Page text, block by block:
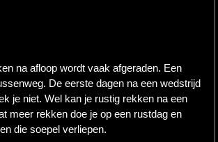
na afloop wordt vaak afgeraden. Een
De eerste dagen na een wedstrijd
je niet. Wel kan je rustig rekken na een
meer rekken doe je op een rustdag en
die soepel verliepen.